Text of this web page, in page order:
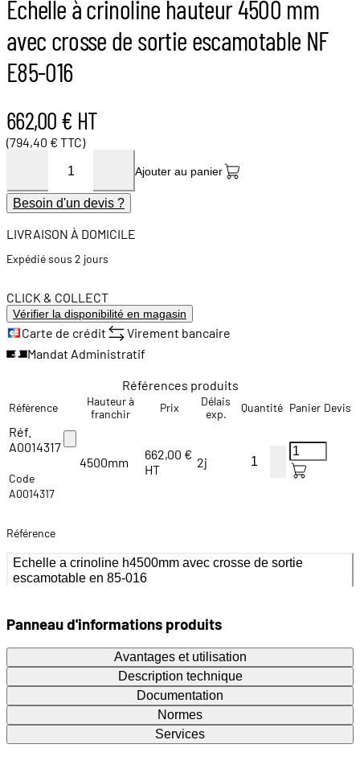
Échelle à crinoline hauteur 4500 mm
avec crosse de sortie escamotable NF
E85-016
662,00 € HT
(794,40 € TTC)
Ajouter au panier
Besoin d'un devis ?
LIVRAISON À DOMICILE
Expédié sous 2 jours
CLICK & COLLECT
Vérifier la disponibilité en magasin
Carte de crédit
Virement bancaire
Mandat Administratif
Références produits
Référence
Hauteur à
franchir
Prix
Délais
exp.
Quantité Panier Devis
Réf.
A0014317
Code
A0014317
4500mm
662,00 €
HT
2j
Référence
Echelle a crinoline h4500mm avec crosse de sortie
escamotable en 85-016
Panneau d'informations produits
Avantages et utilisation
Description technique
Documentation
Normes
Services